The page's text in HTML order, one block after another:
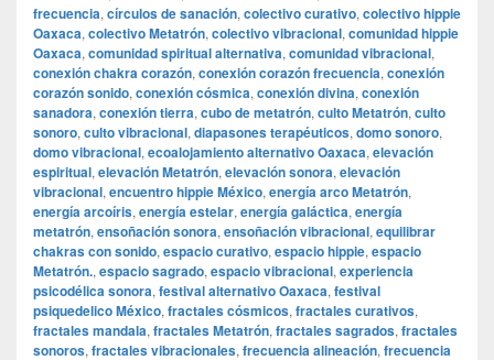
frecuencia, círculos de sanación, colectivo curativo, colectivo hippie
Oaxaca, colectivo Metatrón, colectivo vibracional, comunidad hippie
Oaxaca, comunidad spiritual alternativa, comunidad vibracional,
conexión chakra corazón, conexión corazón frecuencia, conexión
corazón sonido, conexión cósmica, conexión divina, conexión
sanadora, conexión tierra, cubo de metatrón, culto Metatrón, culto
sonoro, culto vibracional, diapasones terapéuticos, domo sonoro,
domo vibracional, ecoalojamiento alternativo Oaxaca, elevación
espiritual, elevación Metatrón, elevación sonora, elevación
vibracional, encuentro hippie México, energía arco Metatrón,
energía arcoíris, energía estelar, energía galáctica, energía
metatrón, ensoñación sonora, ensoñación vibracional, equilibrar
chakras con sonido, espacio curativo, espacio hippie, espacio
Metatrón., espacio sagrado, espacio vibracional, experiencia
psicodélica sonora, festival alternativo Oaxaca, festival
psiquedelico México, fractales cósmicos, fractales curativos,
fractales mandala, fractales Metatrón, fractales sagrados, fractales
sonoros, fractales vibracionales, frecuencia alineación, frecuencia